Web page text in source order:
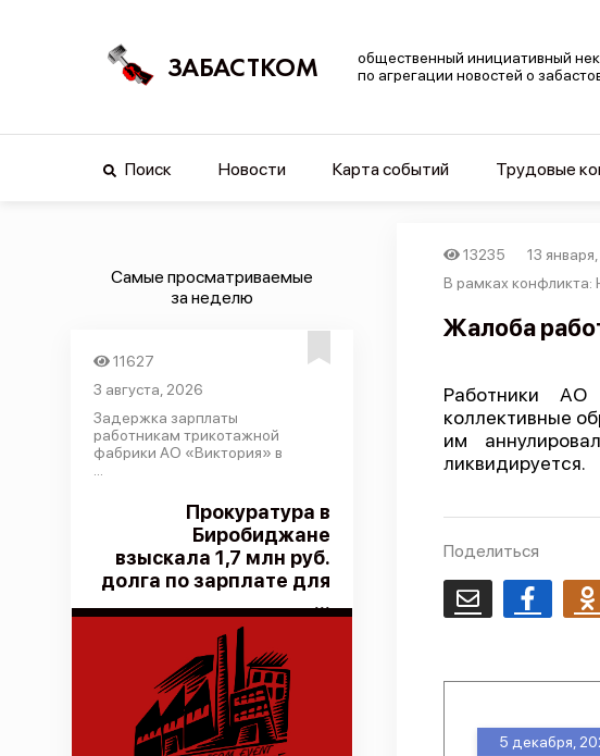
ЗАБАСТКОМ
общественный инициативный
по агрегации новостей о
Поиск Новости Карта событий Трудовые
Самые просматриваемые
за неделю
11627
3 августа, 2026
Задержка зарплаты
работникам трикотажной
фабрики АО «Виктория» в
Прокуратура в
Биробиджане
взыскала 1,7 млн руб.
долга по зарплате для
...
13235
13
В рамках
Жалоба
Работники АО
коллективные
им
ликвидируется.
Поделиться
Email Facebook
5 декабря,